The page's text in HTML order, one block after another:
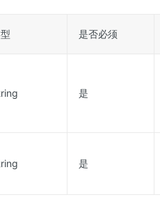
是否必须
是
是